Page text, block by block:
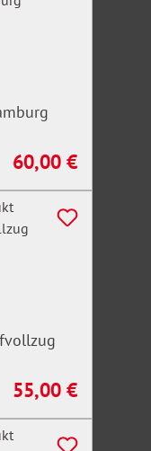
Regulärer Preis:
60,00 €
Regulärer Preis:
55,00 €